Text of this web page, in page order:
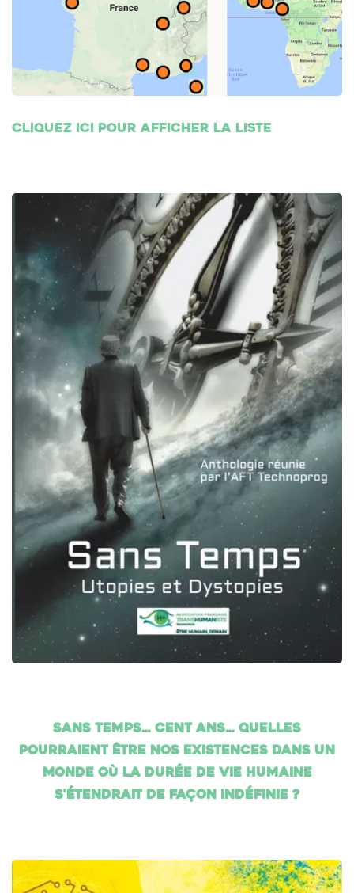
Cliquez ici pour afficher la liste
Sans temps… cent ans… Quelles
pourraient être nos existences dans un
monde où la durée de vie humaine
s'étendrait de façon indéfinie ?